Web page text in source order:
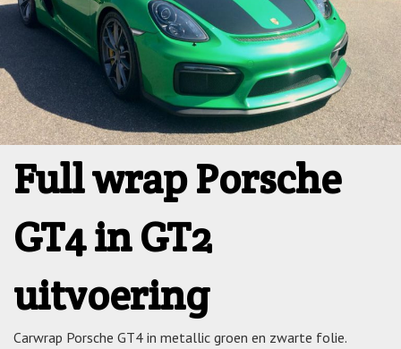
Full wrap Porsche
GT4 in GT2
uitvoering
Carwrap Porsche GT4 in metallic groen en zwarte folie.